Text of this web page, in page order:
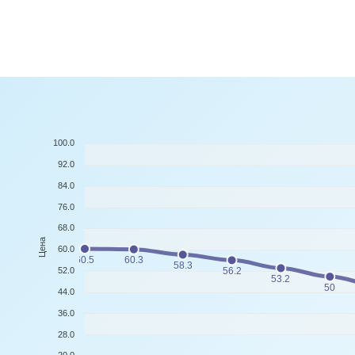
60.5 60.3 58.3
56.2
53.2
50
100.0
92.0
84.0
76.0
68.0
60.0
52.0
44.0
36.0
28.0
Цена